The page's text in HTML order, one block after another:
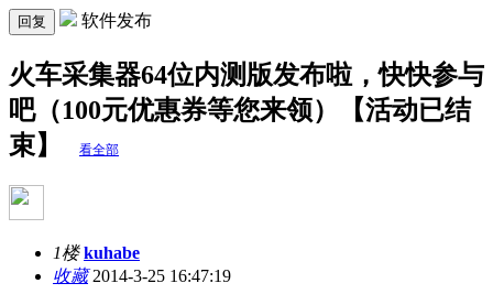
回复 软件发布
火车采集器64位内测版发布啦，快快参与
吧（100元优惠券等您来领）【活动已结
束】
看全部
1楼 kuhabe
收藏2014-3-25 16:47:19